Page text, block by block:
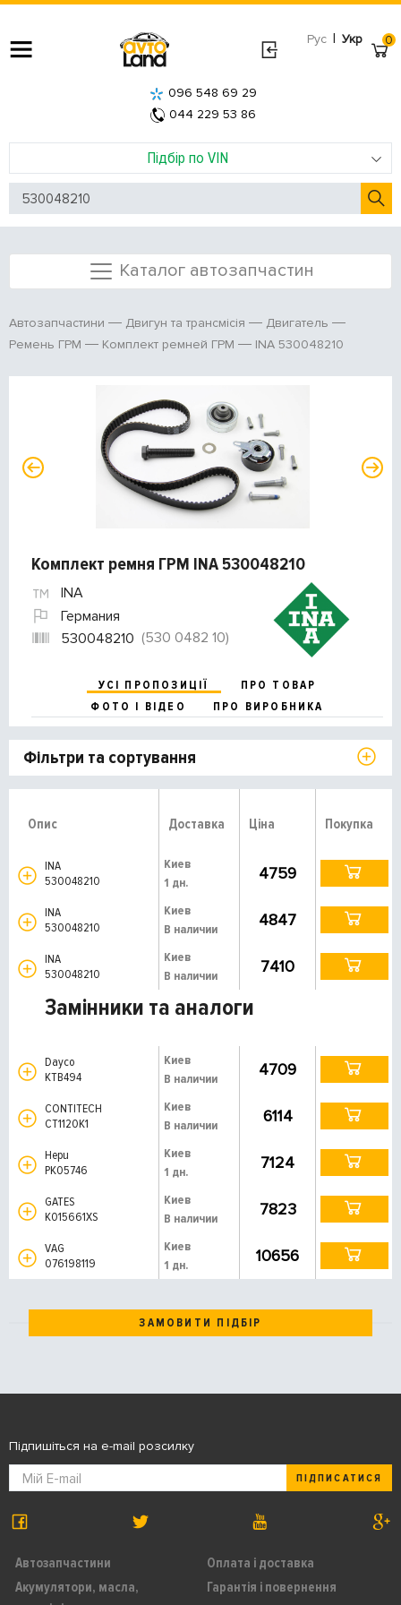
Рус | Укр
Підбір по VIN
096 548 69 29
044 229 53 86
0
Каталог автозапчастин
Автозапчастини Двигун та трансмісія
Двигатель
Ремень ГРМ
Комплект ремней ГРМ INA 530048210
Комплект ремня ГРМ INA 530048210
INA
Германия
530048210 (530 0482 10)
УСІ ПРОПОЗИЦІЇ
ПРО ТОВАР
ФОТО І ВІДЕО
ПРО ВИРОБНИКА
Фільтри та сортування
Опис Доставка Ціна Покупка
INA
530048210
Киев
1 дн.
4759
INA
530048210
Киев
В наличии
4847
INA
530048210
Киев
В наличии
7410
Замінники та аналоги
Dayco
KTB494
Киев
В наличии
4709
CONTITECH
CT1120K1
Киев
В наличии
6114
Hepu
PK05746
Киев
1 дн.
7124
GATES
K015661XS
Киев
В наличии
7823
VAG
076198119
Киев
1 дн.
10656
ЗАМОВИТИ ПІДБІР
Автозапчастини
Акумулятори, масла,
Оплата і доставка
Гарантія і повернення
Підпишіться на e-mail розсилку
ПІДПИСАТИСЯ